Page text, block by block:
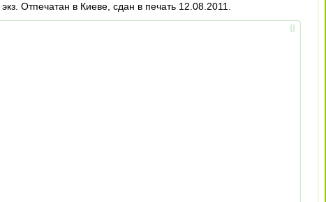
Отпечатан в Киеве, сдан в печать 12.08.2011.